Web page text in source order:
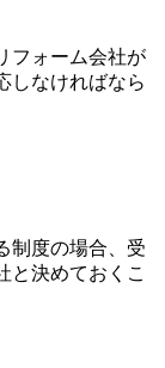
フォーム会社が
しなければなら
制度の場合、受
と決めておくこ